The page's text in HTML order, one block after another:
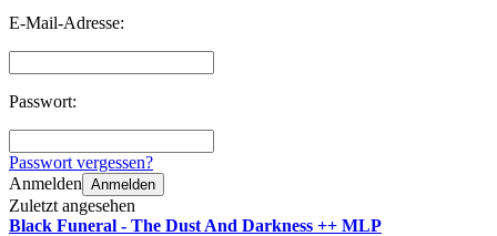
E-Mail-Adresse:
Passwort:
Passwort vergessen?
Anmelden Anmelden
Zuletzt angesehen
Black Funeral - The Dust And Darkness ++ MLP